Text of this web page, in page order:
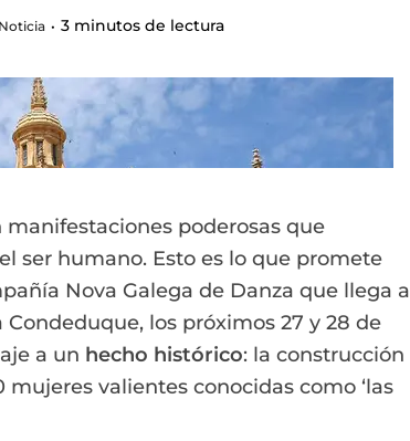
3 minutos de lectura
poderosas que
ser humano. Esto es lo que promete
Nova Galega de Danza que llega a
los próximos 27 y 28 de
a un hecho histórico: la construcción
valientes conocidas como ‘las